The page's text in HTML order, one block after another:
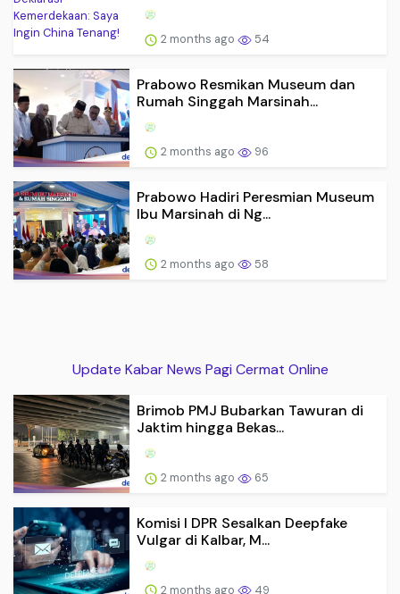
2 months ago 54
Prabowo Resmikan Museum dan
Rumah Singgah Marsinah...
2 months ago 96
Prabowo Hadiri Peresmian Museum
Ibu Marsinah di Ng...
2 months ago 58
Update Kabar News Pagi Cermat Online
Brimob PMJ Bubarkan Tawuran di
Jaktim hingga Bekas...
2 months ago 65
Komisi I DPR Sesalkan Deepfake
Vulgar di Kalbar, M...
2 months ago 49